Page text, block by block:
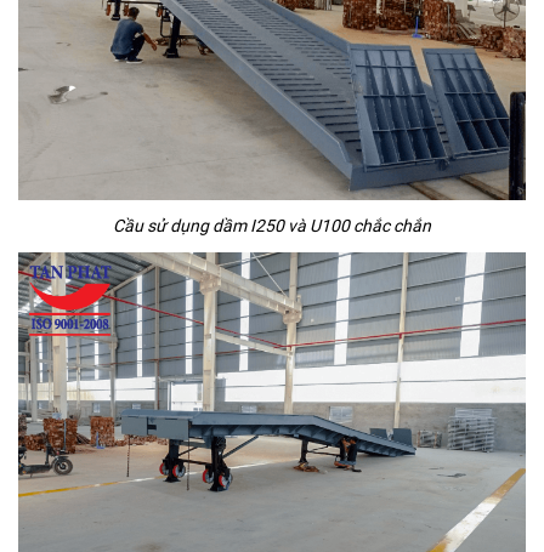
Cầu sử dụng dầm I250 và U100 chắc chắn